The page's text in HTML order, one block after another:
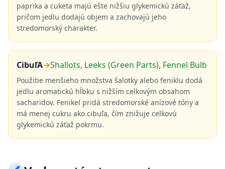
paprika a cuketa majú ešte nižšiu glykemickú záťaž,
pričom jedlu dodajú objem a zachovajú jeho
stredomorský charakter.
CibuľA→Shallots, Leeks (Green Parts), Fennel Bulb
Použitie menšieho množstva šalotky alebo feniklu dodá
jedlu aromatickú hĺbku s nižším celkovým obsahom
sacharidov. Fenikel pridá stredomorské anízové tóny a
má menej cukru ako cibuľa, čím znižuje celkovú
glykemickú záťaž pokrmu.